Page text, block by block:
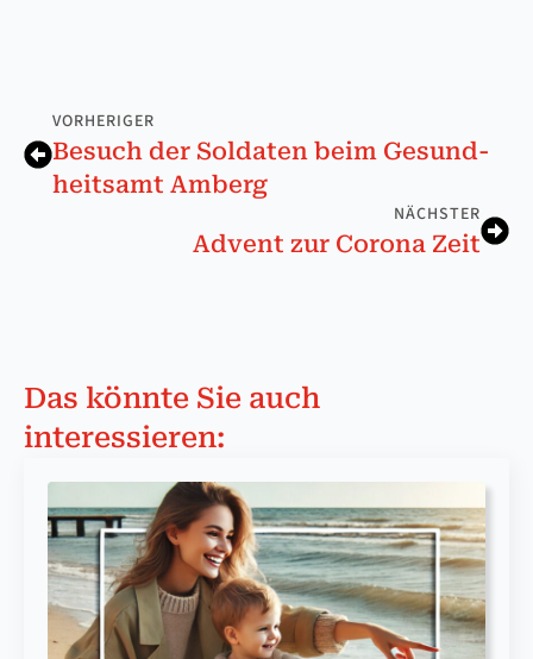
VORHERIGER
Be­such der Sol­da­ten beim Ge­sund­
heits­amt Am­berg
NÄCHSTER
Advent zur Corona Zeit
Das könnte Sie auch
interessieren: